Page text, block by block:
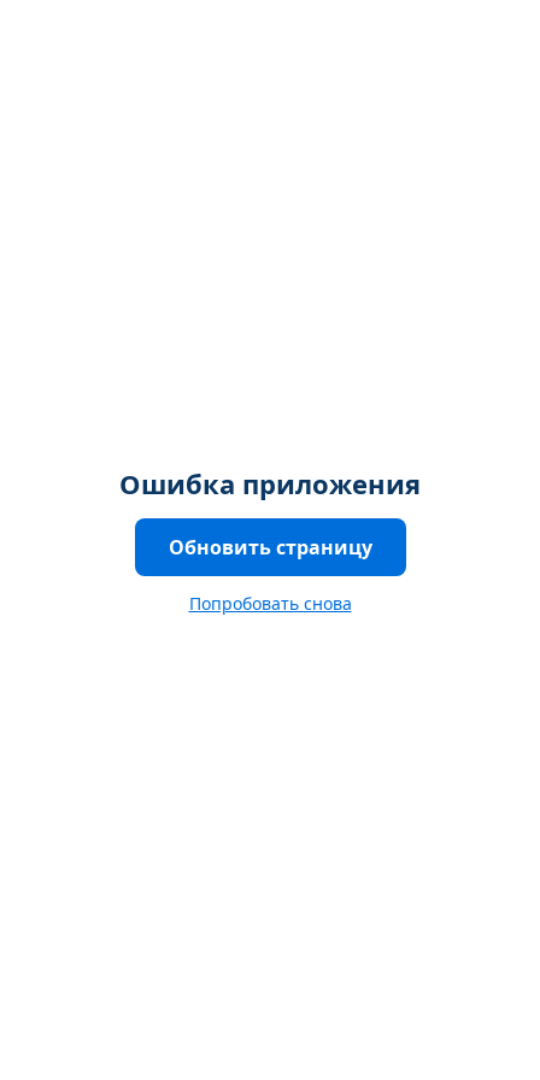
Ошибка приложения
Обновить страницу
Попробовать снова